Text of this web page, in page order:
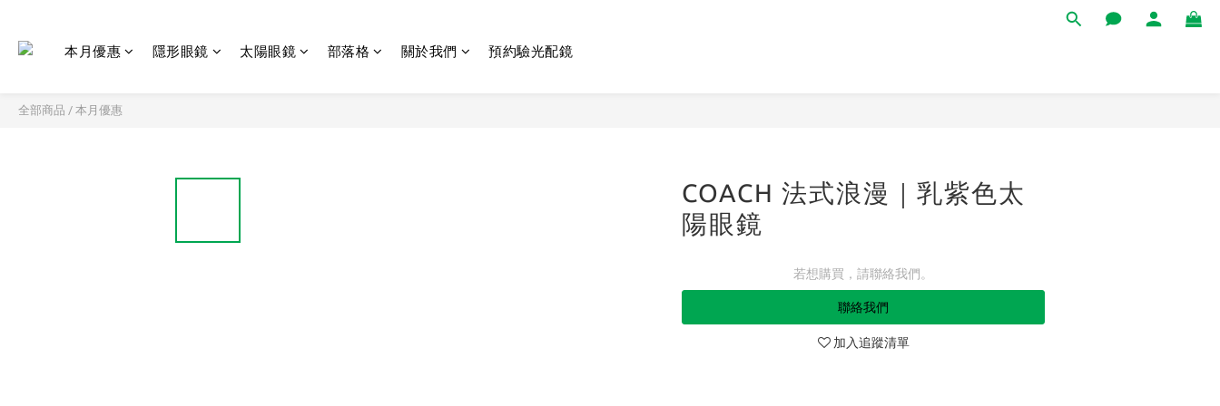
本月優惠 隱形眼鏡 太陽眼鏡 部落格 關於我們 預約驗光配鏡
全部商品 / 本月優惠
COACH 法式浪漫｜乳紫色太
陽眼鏡
若想購買，請聯絡我們。
聯絡我們
加入追蹤清單